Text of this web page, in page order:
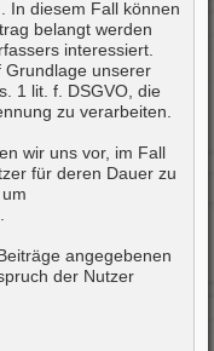
In diesem Fall können
belangt werden
interessiert.
Grundlage unserer
1 lit. f. DSGVO, die
zu verarbeiten.
wir uns vor, im Fall
für deren Dauer zu
angegebenen
der Nutzer